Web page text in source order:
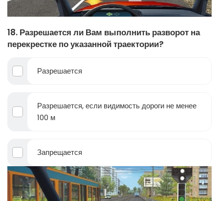
18. Разрешается ли Вам выполнить разворот на
перекрестке по указанной траектории?
Разрешается
Разрешается, если видимость дороги не менее
100 м
Запрещается